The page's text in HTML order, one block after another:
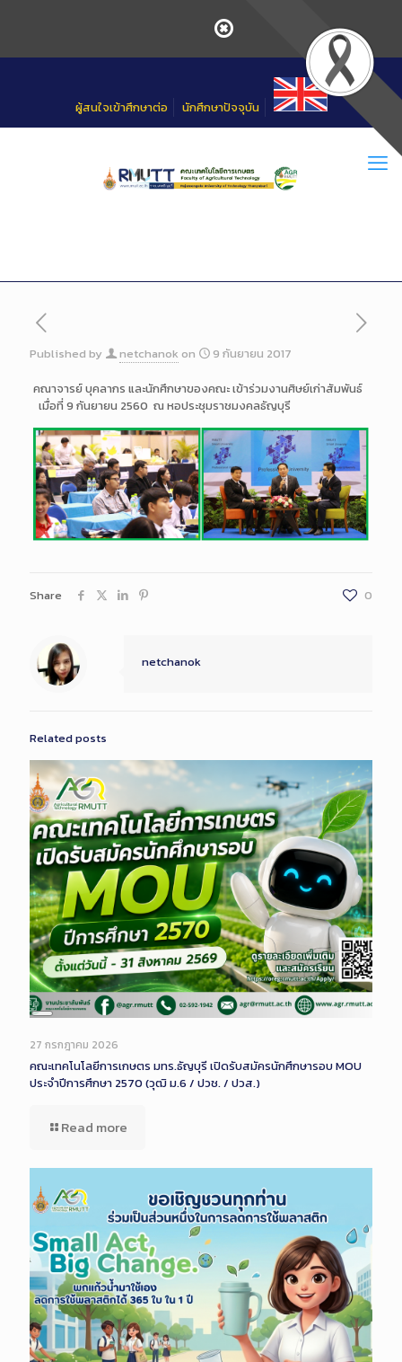
ผู้สนใจเข้าศึกษาต่อ นักศึกษาปัจจุบัน
Published by netchanok on 9 กันยายน 2017
คณาจารย์ บุคลากร และนักศึกษาของคณะ เข้าร่วมงานศิษย์เก่าสัมพันธ์
เมื่อที่ 9 กันยายน 2560 ณ หอประชุมราชมงคลธัญบุรี
Share 0
netchanok
Related posts
Long
Description
27 กรกฎาคม 2026
คณะเทคโนโลยีการเกษตร มทร.ธัญบุรี เปิดรับสมัครนักศึกษารอบ MOU
ประจำปีการศึกษา 2570 (วุฒิ ม.6 / ปวช. / ปวส.)
Read more